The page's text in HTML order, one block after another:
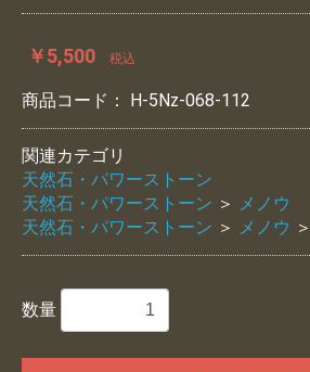
￥5,500 税込
商品コード： H-5Nz-068-112
関連カテゴリ
天然石・パワーストーン
天然石・パワーストーン ＞ メノウ
天然石・パワーストーン ＞ メノウ ＞
数量